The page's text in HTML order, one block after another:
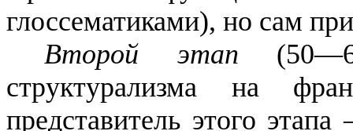
глоссематиками), но сам
Второй этап
структурализма на
представитель этого